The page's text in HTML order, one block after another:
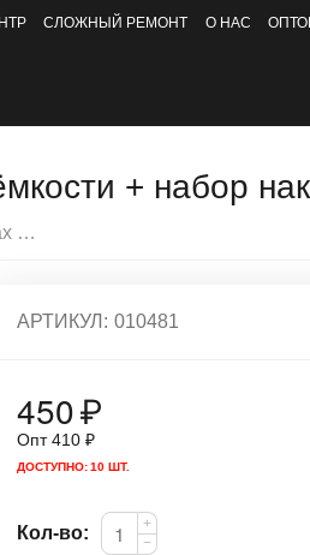
СЛОЖНЫЙ РЕМОНТ О НАС
+ набор
Ячейка аккумулятора iPhone XS Max повышеной ёмкости + набор наклеек
АРТИКУЛ: 010481
450₽
Опт410 ₽
ДОСТУПНО:10 ШТ.
Кол-во:
+
−